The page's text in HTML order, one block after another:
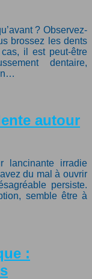
? Observez-
brossez les dents
il est peut-être
dentaire,
autour
lancinante irradie
du mal à ouvrir
persiste.
semble être à
: